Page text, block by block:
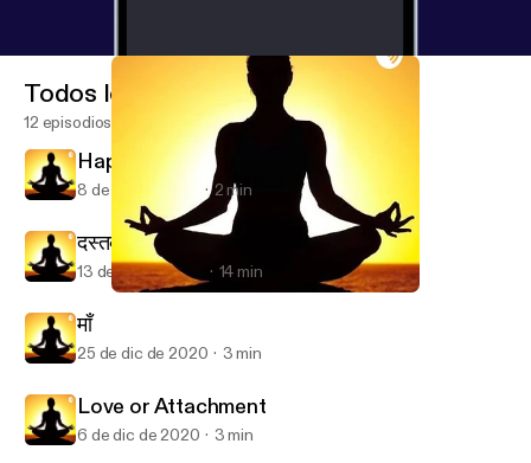
Todos los episodios
12 episodios
Happy Women's day
8 de mar de 2021 2 min
दस्तक
13 de feb de 2021 14 min
माँ
25 de dic de 2020 3 min
Love or Attachment
6 de dic de 2020 3 min